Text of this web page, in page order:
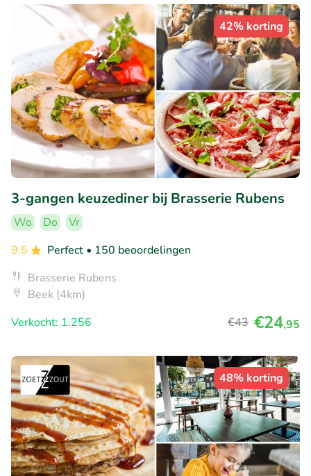
42% korting
3-gangen keuzediner bij Brasserie Rubens
Wo Do
Vr
9.5
Perfect • 150 beoordelingen
Brasserie Rubens
Beek (4km)
Verkocht: 1.256
€43 €24,95
48% korting